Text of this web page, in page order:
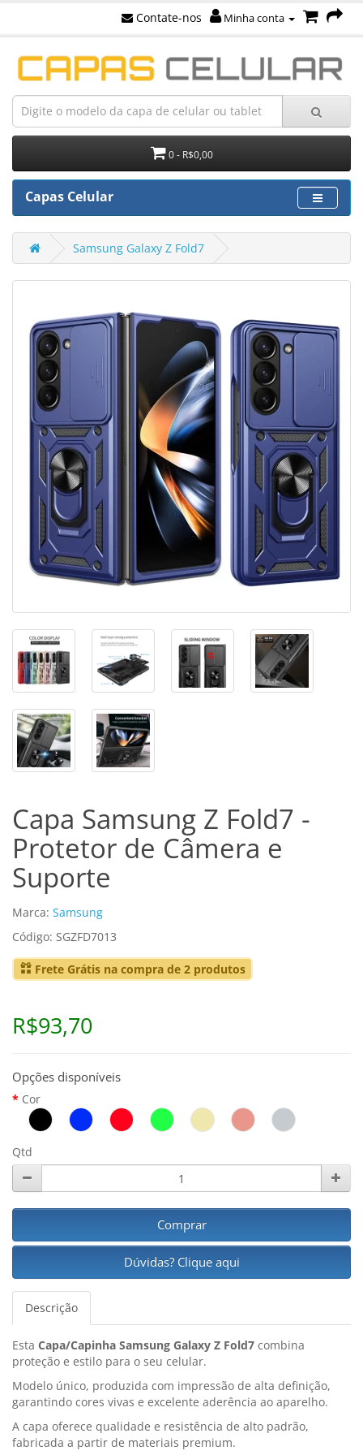
Contate-nos Minha conta
0 - R$0,00
Capas Celular
Samsung Galaxy Z Fold7
Capa Samsung Z Fold7 -
Protetor de Câmera e
Suporte
Marca: Samsung
Código: SGZFD7013
Frete Grátis na compra de 2 produtos
R$93,70
Opções disponíveis
Cor
Qtd
Comprar
Dúvidas? Clique aqui
Descrição
Esta Capa/Capinha Samsung Galaxy Z Fold7 combina
proteção e estilo para o seu celular.
Modelo único, produzida com impressão de alta definição,
garantindo cores vivas e excelente aderência ao aparelho.
A capa oferece qualidade e resistência de alto padrão,
fabricada a partir de materiais premium.